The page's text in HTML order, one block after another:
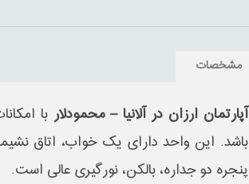
مشخصات
آپارتمان ارزان در آلانیا – محمودلار
باشد. این واحد دارای یک خواب، اتاق
پنجره دو جداره، بالکن، نورگیری عالی است.